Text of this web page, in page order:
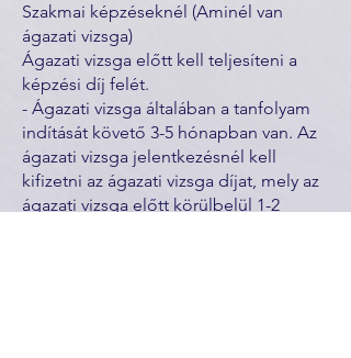
Szakmai képzéseknél (Aminél van
ágazati vizsga)
Ágazati vizsga előtt kell teljesíteni a
képzési díj felét.
- Ágazati vizsga általában a tanfolyam
indítását követő 3-5 hónapban van. Az
ágazati vizsga jelentkezésnél kell
kifizetni az ágazati vizsga díjat, mely az
ágazati vizsga előtt körülbelül 1-2